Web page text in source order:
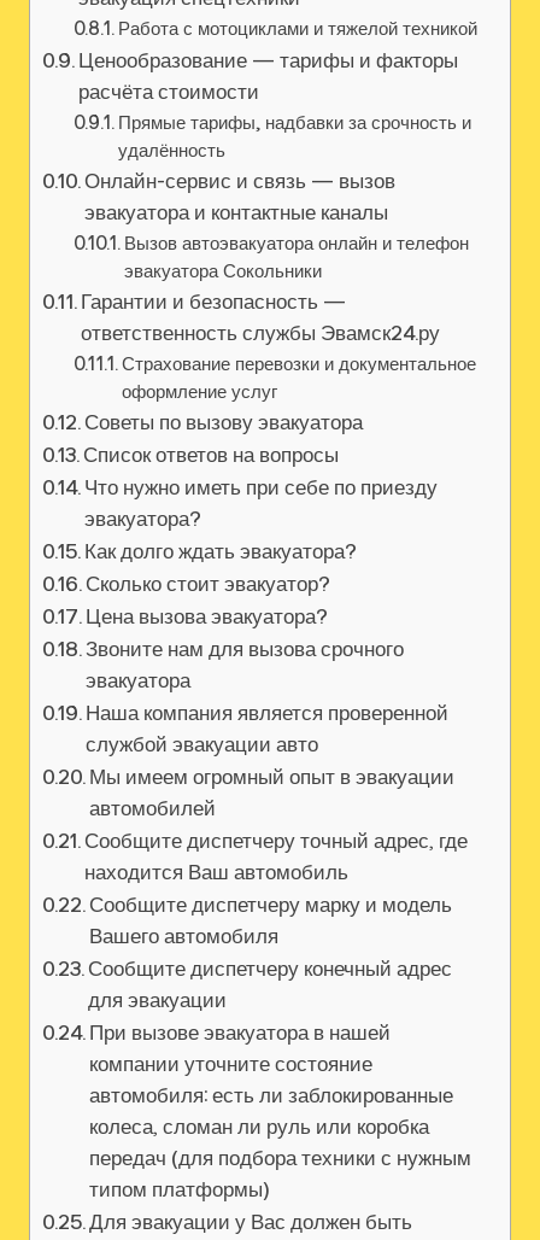
Работа с мотоциклами и тяжелой техникой
Ценообразование — тарифы и факторы
расчёта стоимости
Прямые тарифы‚ надбавки за срочность и
удалённость
Онлайн-сервис и связь — вызов
эвакуатора и контактные каналы
Вызов автоэвакуатора онлайн и телефон
эвакуатора Сокольники
Гарантии и безопасность —
ответственность службы Эвамск24.ру
Страхование перевозки и документальное
оформление услуг
Советы по вызову эвакуатора
Список ответов на вопросы
Что нужно иметь при себе по приезду
эвакуатора?
Как долго ждать эвакуатора?
Сколько стоит эвакуатор?
Цена вызова эвакуатора?
Звоните нам для вызова срочного
эвакуатора
Наша компания является проверенной
службой эвакуации авто
Мы имеем огромный опыт в эвакуации
автомобилей
Сообщите диспетчеру точный адрес‚ где
находится Ваш автомобиль
Сообщите диспетчеру марку и модель
Вашего автомобиля
Сообщите диспетчеру конечный адрес
для эвакуации
При вызове эвакуатора в нашей
компании уточните состояние
автомобиля: есть ли заблокированные
колеса‚ сломан ли руль или коробка
передач (для подбора техники с нужным
типом платформы)
Для эвакуации у Вас должен быть